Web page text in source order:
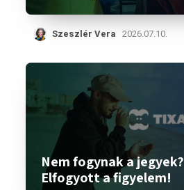
Szeszlér Vera 2026.07.10.
Nem fogynak a jegyek?
Elfogyott a figyelem!